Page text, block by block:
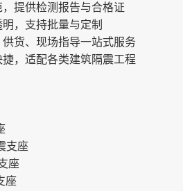
，提供检测报告与合格证
，支持批量与定制
供货、现场指导一站式服务
捷，适配各类建筑隔震工程
支座
座
座